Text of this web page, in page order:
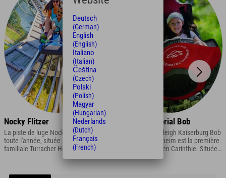
Nocky Flitzer
La piste de luge Nocky Flitzer, ouverte
toute l'année, située sur la montagne
familiale Turracher Höhe en Carinthie,
s'étend sur 1,6 km et comporte de
nombreux virages, ronds-points et
vagues.
Château Impérial Bob
La piste de bobsleigh Kaiserburg Bob
à Bad Kleinkirchheim est la première
piste de ce type en Carinthie. Située à
la station inférieure du téléphérique
de Kaiserburg, elle propose une
Deutsch
(German)
English
(English)
Italiano
(Italian)
Čeština
(Czech)
Polski
(Polish)
Magyar
(Hungarian)
Nederlands
(Dutch)
Français
(French)